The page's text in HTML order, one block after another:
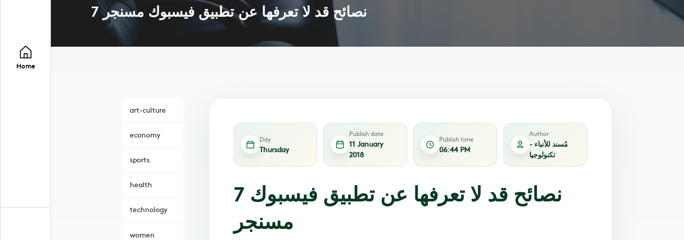
Home
7 نصائح قد لا تعرفها عن تطبيق فيسبوك مسنجر
art-culture
economy
sports
health
technology
women
Day
Thursday
Publish date
11 January
2018
Publish time
06:44 PM
Author
مُسند للأنباء -
تكنولوجيا
7 نصائح قد لا تعرفها عن تطبيق فيسبوك
مسنجر